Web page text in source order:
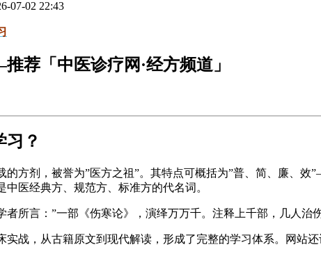
07-02 22:43
荐「中医诊疗网·经方频道」
习？
的方剂，被誉为”医方之祖”。其特点可概括为”普、简、廉、
医经典方、规范方、标准方的代名词。
所言：”一部《伤寒论》，演绎万万千。注释上千部，几人治
实战，从古籍原文到现代解读，形成了完整的学习体系。网站